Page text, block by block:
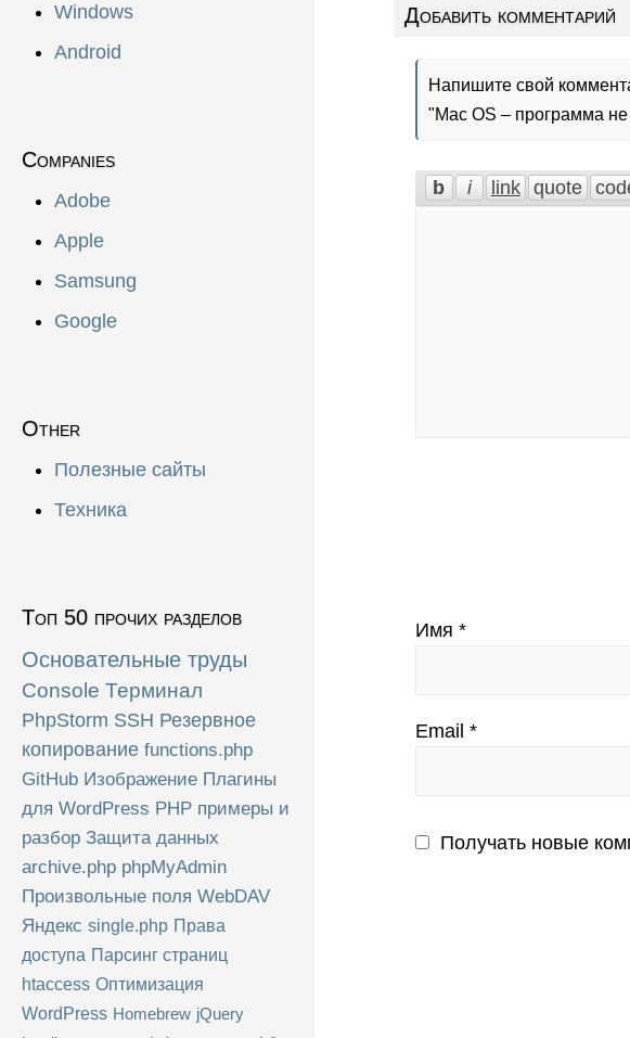
Windows
Android
Companies
Adobe
Apple
Samsung
Google
Other
Полезные сайты
Техника
Топ 50 прочих разделов
Основательные труды
Console Терминал
PhpStorm SSH Резервное
копирование functions.php
GitHub Изображение Плагины
для WordPress PHP примеры и
разбор Защита данных
archive.php phpMyAdmin
Произвольные поля WebDAV
Яндекс single.php Права
доступа Парсинг страниц
htaccess Оптимизация
WordPress Homebrew jQuery
Добавить комментарий
Напишите свой
"Mac OS – программа
Имя *
Email *
Получать новые